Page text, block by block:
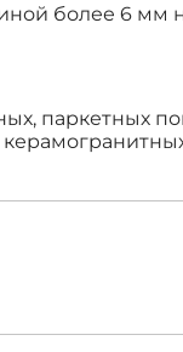
более 6 мм
паркетных